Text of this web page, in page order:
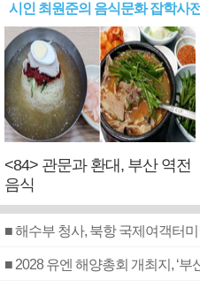
시인 최원준의 음식문화 잡학사전
<84> 관문과 환대, 부산 역전
음식
■ 해수부 청사, 북항 국제여객터
■ 2028 유엔 해양총회 개최지, ‘부